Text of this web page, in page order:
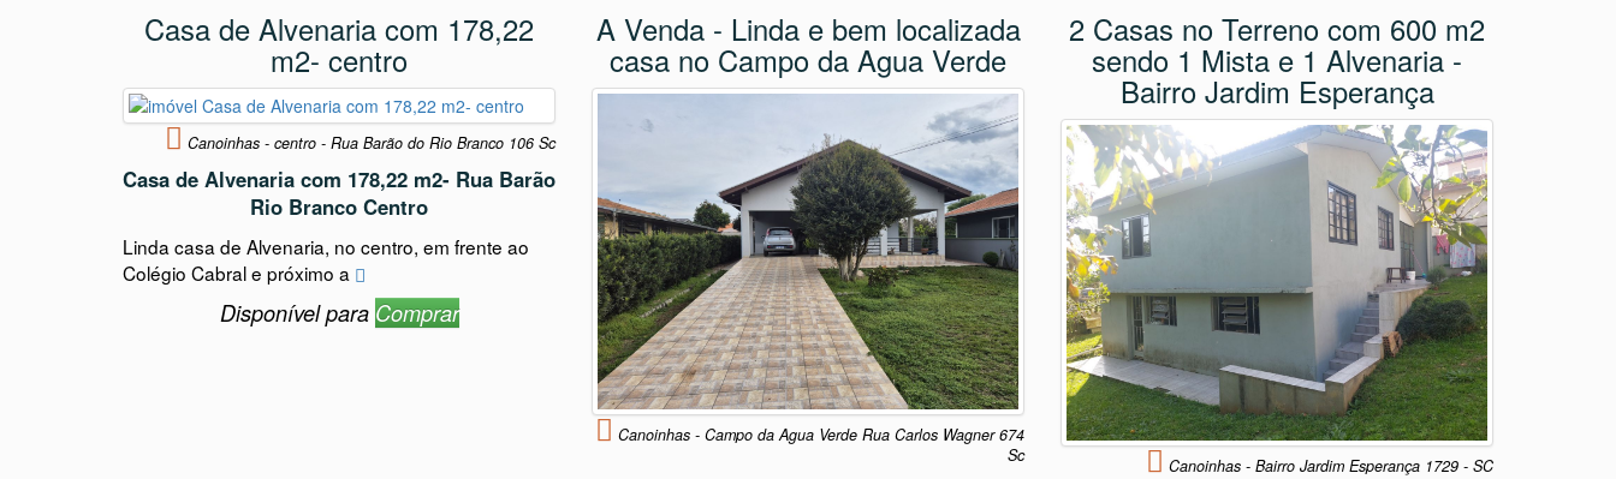
m2- centro
Canoinhas - centro - Rua Barão do Rio Branco 106 Sc
Casa de Alvenaria com 178,22 m2- Rua Barão
Rio Branco Centro
Linda casa de Alvenaria, no centro, em frente ao
Colégio Cabral e próximo a
Disponível para
casa no Campo da Agua Verde
Canoinhas - Campo da Agua Verde Rua Carlos Wagner 674
Sc
sendo 1 Mista e 1 Alvenaria -
Bairro Jardim Esperança
Canoinhas - Bairro Jardim Esperança 1729 - SC